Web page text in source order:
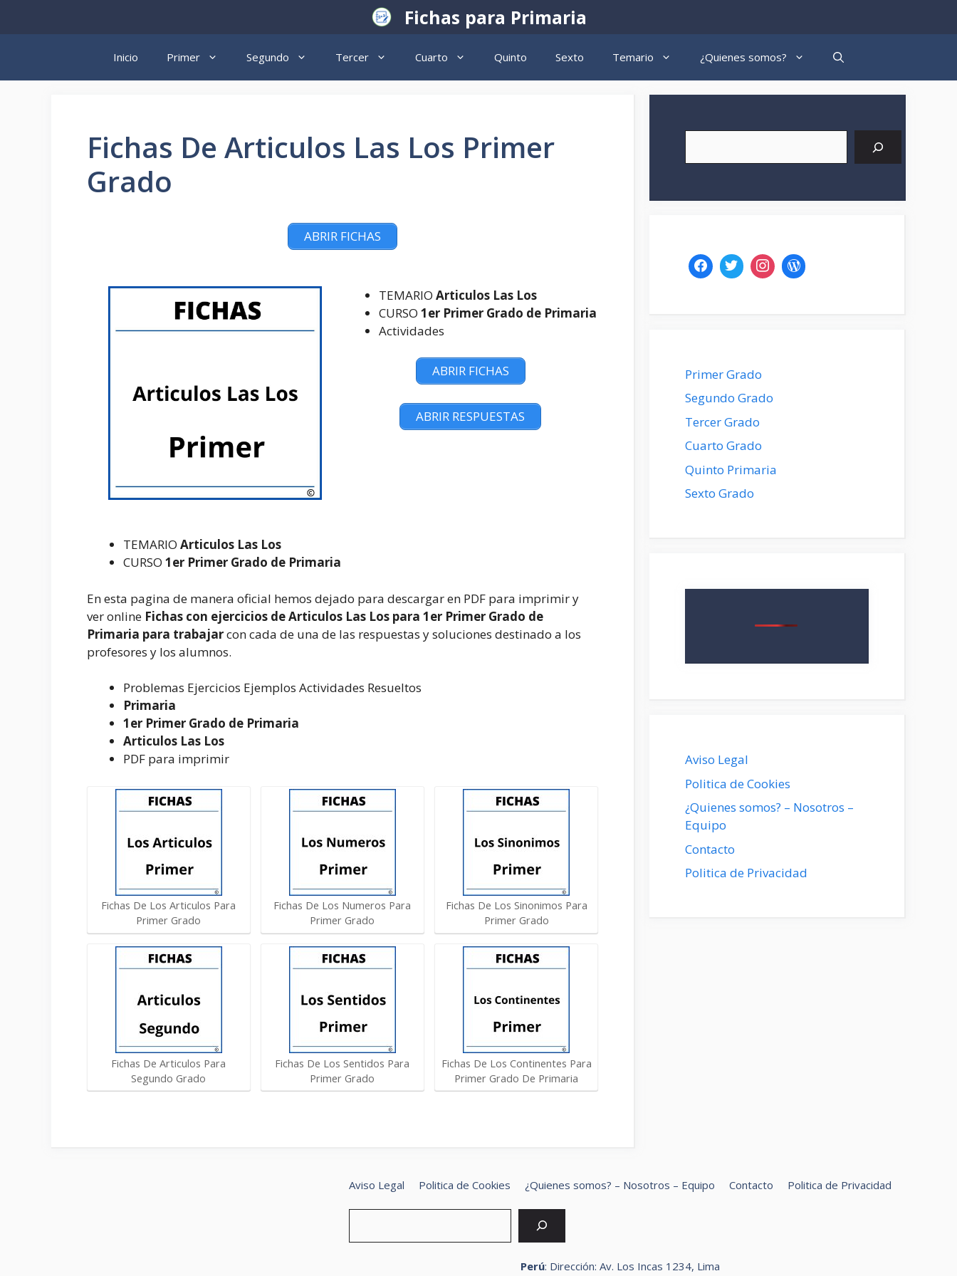
Fichas para Primaria
Inicio Primer Segundo Tercer Cuarto Quinto Sexto Temario ¿Quienes somos?
Fichas De Articulos Las Los Primer
Grado
ABRIR FICHAS
TEMARIO Articulos Las Los
CURSO 1er Primer Grado de Primaria
Actividades
ABRIR FICHAS
ABRIR RESPUESTAS
TEMARIO Articulos Las Los
CURSO 1er Primer Grado de Primaria
En esta pagina de manera oficial hemos dejado para descargar en PDF para imprimir y
ver online Fichas con ejercicios de Articulos Las Los para 1er Primer Grado de
Primaria para trabajarcon cada de una de las respuestas y soluciones destinado a los
profesores y los alumnos.
Problemas Ejercicios Ejemplos Actividades Resueltos
Primaria
1er Primer Grado de Primaria
Articulos Las Los
PDF para imprimir
Fichas De Los Articulos Para
Primer Grado
Fichas De Articulos Para
Segundo Grado
Fichas De Los Numeros Para
Primer Grado
Fichas De Los Sentidos Para
Primer Grado
Fichas De Los Sinonimos Para
Primer Grado
Fichas De Los Continentes Para
Primer Grado De Primaria
Primer Grado
Segundo Grado
Tercer Grado
Cuarto Grado
Quinto Primaria
Sexto Grado
Aviso Legal
Politica de Cookies
¿Quienes somos? – Nosotros –
Equipo
Contacto
Politica de Privacidad
Aviso Legal Politica de Cookies ¿Quienes somos? – Nosotros – Equipo Contacto Politica de Privacidad
Perú: Dirección: Av. Los Incas 1234, Lima